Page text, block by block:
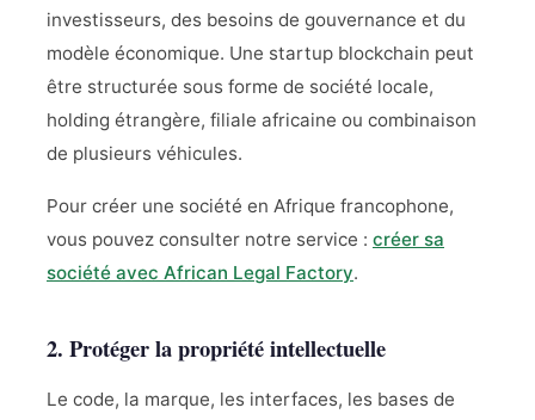
investisseurs, des besoins de gouvernance et du
modèle économique. Une startup blockchain peut
être structurée sous forme de société locale,
holding étrangère, filiale africaine ou combinaison
de plusieurs véhicules.
Pour créer une société en Afrique francophone,
vous pouvez consulter notre service : créer sa
société avec African Legal Factory.
2. Protéger la propriété intellectuelle
Le code, la marque, les interfaces, les bases de